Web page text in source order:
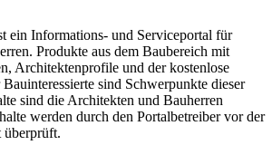
ein Informations- und Serviceportal für
Produkte aus dem Baubereich mit
Architektenprofile und der kostenlose
sind Schwerpunkte dieser
sind die Architekten und Bauherren
werden durch den Portalbetreiber vor der